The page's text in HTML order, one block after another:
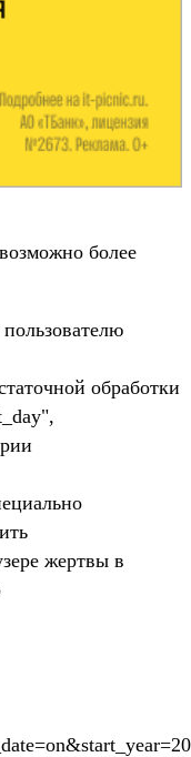
более
обработки
жертвы в